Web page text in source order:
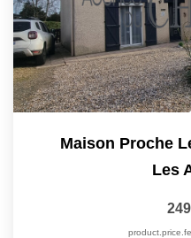
Maison Proche
Les